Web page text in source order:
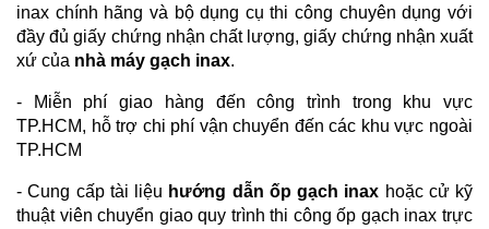
inax chính hãng và bộ dụng cụ thi công chuyên dụng với
đầy đủ giấy chứng nhận chất lượng, giấy chứng nhận xuất
xứ của nhà máy gạch inax.
- Miễn phí giao hàng đến công trình trong khu vực
TP.HCM, hỗ trợ chi phí vận chuyển đến các khu vực ngoài
TP.HCM
- Cung cấp tài liệu hướng dẫn ốp gạch inax hoặc cử kỹ
thuật viên chuyển giao quy trình thi công ốp gạch inax trực